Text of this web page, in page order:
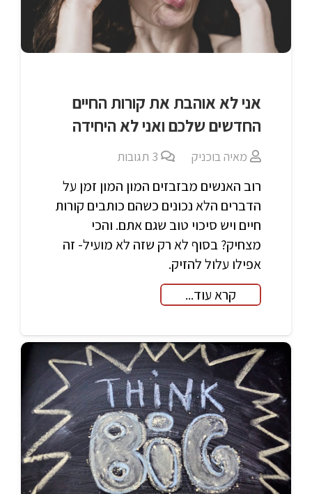
אני לא אוהבת את קורות החיים
החדשים שלכם ואני לא היחידה
מאיה בוכניק 3 תגובות
רוב האנשים מבזבזים המון המון זמן על
הדברים הלא נכונים כשהם כותבים קורות
חיים ויש סיכוי טוב שגם אתם. והכי
מצחיק? בסוף לא רק שזה לא מועיל- זה
אפילו עלול להזיק.
קרא עוד...